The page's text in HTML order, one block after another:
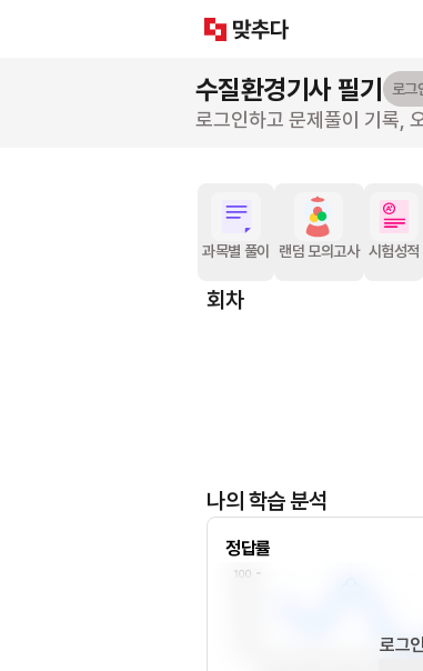
수질환경기사 필기 로그
로그인하고 문제풀이 기록,
과목별 풀이 랜덤 모의고사 시험성적
회차
나의 학습 분석
정답률
로그